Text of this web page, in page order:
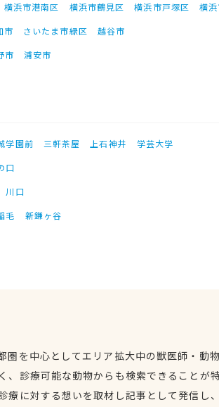
横浜市港南区 横浜市鶴見区 横浜市戸塚区
横
市 さいたま市緑区
越谷市
市 浦安市
学園前 三軒茶屋 上石神井
学芸大学
口
川口
毛 新鎌ヶ谷
圏を中心としてエリア拡大中の獣医師・動
、診療可能な動物からも検索できることが
療に対する想いを取材し記事として発信し